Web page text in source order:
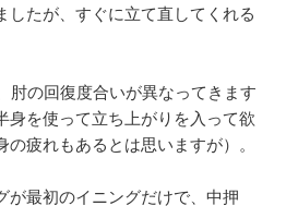
したが、すぐに立て直してくれる
肘の回復度合いが異なってきます
身を使って立ち上がりを入って欲
の疲れもあるとは思いますが）。
が最初のイニングだけで、中押